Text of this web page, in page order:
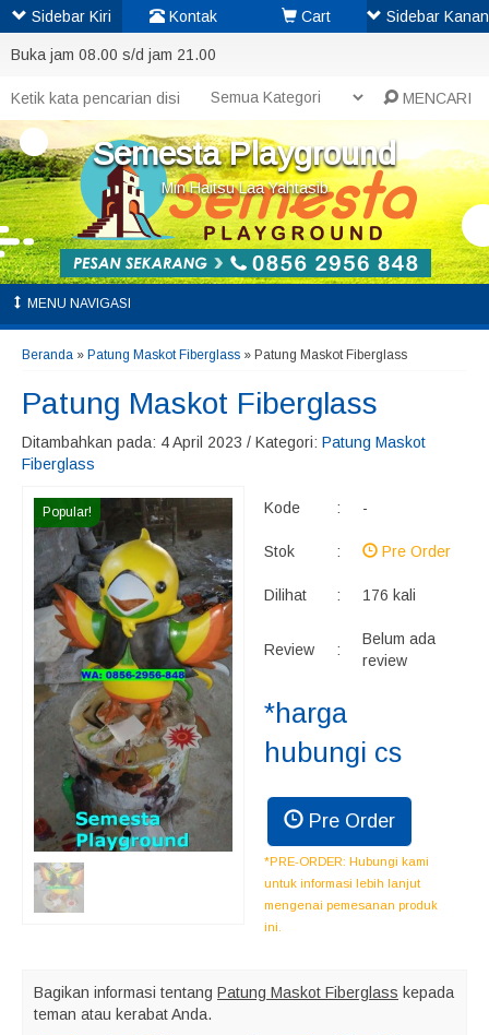
Buka jam 08.00 s/d jam 21.00
MENCARI
Semesta Playground
Min Haitsu Laa Yahtasib
MENU NAVIGASI
Beranda » Patung Maskot Fiberglass » Patung Maskot Fiberglass
Patung Maskot Fiberglass
Ditambahkan pada: 4 April 2023 / Kategori: Patung Maskot
Fiberglass
Popular! Kode : -
Stok : Pre Order
Dilihat : 176 kali
Review :
Belum ada
review
*harga
hubungi cs
Pre Order
*PRE-ORDER: Hubungi kami
untuk informasi lebih lanjut
mengenai pemesanan produk
ini.
Bagikan informasi tentang Patung Maskot Fiberglass kepada
teman atau kerabat Anda.
Sidebar Kiri Kontak Cart Sidebar Kanan